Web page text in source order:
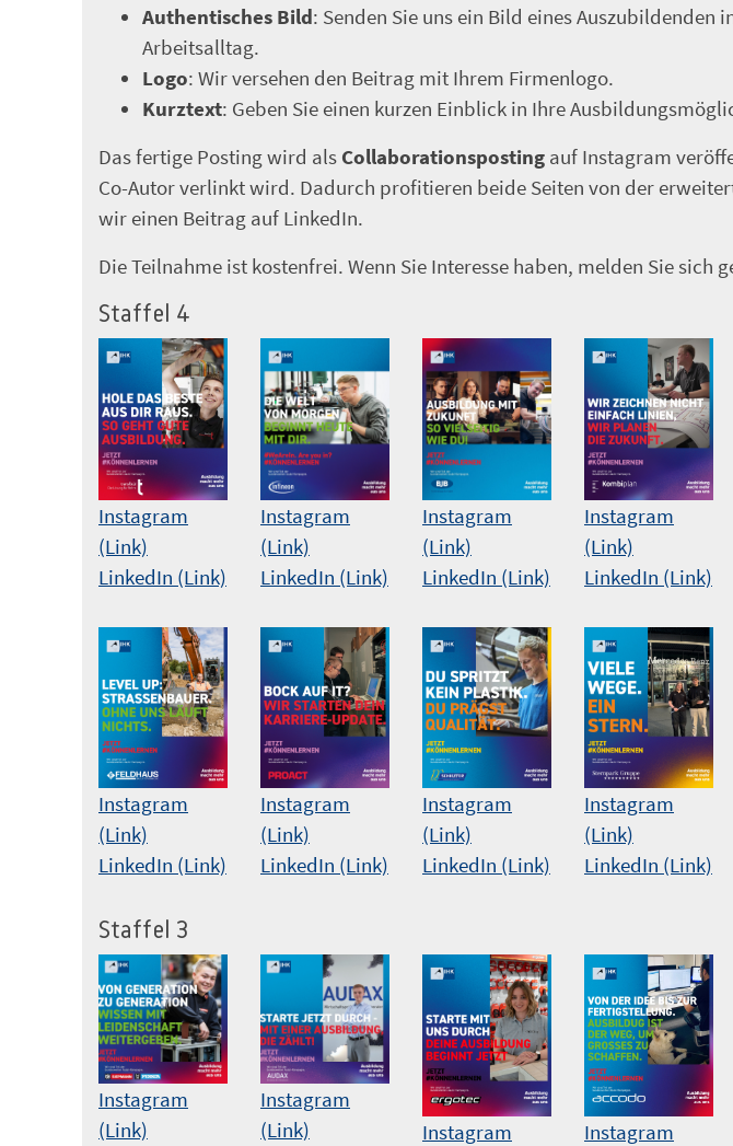
Authentisches Bild: Senden Sie uns ein Bild eines Auszubildenden
Arbeitsalltag.
Logo: Wir versehen den Beitrag mit Ihrem Firmenlogo.
Kurztext: Geben Sie einen kurzen Einblick in Ihre
Das fertige Posting wird als Collaborationsposting auf Instagram
Co-Autor verlinkt wird. Dadurch profitieren beide Seiten von der
wir einen Beitrag auf LinkedIn.
Die Teilnahme ist kostenfrei. Wenn Sie Interesse haben, melden Sie sich
Staffel 4
Instagram
(Link)
LinkedIn (Link)
Instagram
(Link)
LinkedIn (Link)
Instagram
(Link)
LinkedIn (Link)
Instagram
(Link)
LinkedIn (Link)
Instagram
(Link)
LinkedIn (Link)
Instagram
(Link)
LinkedIn (Link)
Instagram
(Link)
LinkedIn (Link)
Instagram
(Link)
LinkedIn (Link)
Staffel 3
Instagram
(Link)
Instagram
(Link)
Instagram
Instagram